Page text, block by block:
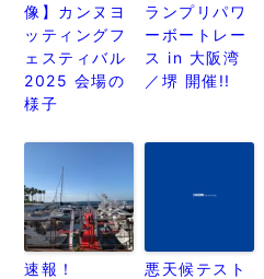
像】カンヌヨ
ッティングフ
ェスティバル
2025 会場の
様子
ランプリパワ
ーボートレー
ス in 大阪湾
／堺 開催!!
速報！
悪天候テスト